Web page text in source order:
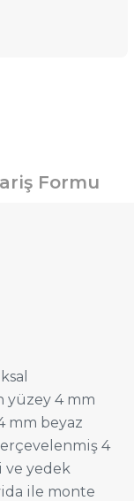
Formu
yüzey 4 mm
mm beyaz
4
ve yedek
ile monte